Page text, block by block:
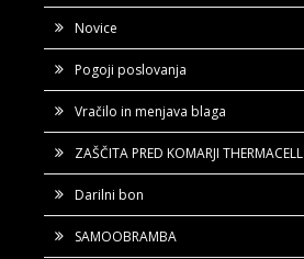
Novice
Pogoji poslovanja
Vračilo in menjava blaga
ZAŠČITA PRED KOMARJI THERMACELL
Darilni bon
SAMOOBRAMBA